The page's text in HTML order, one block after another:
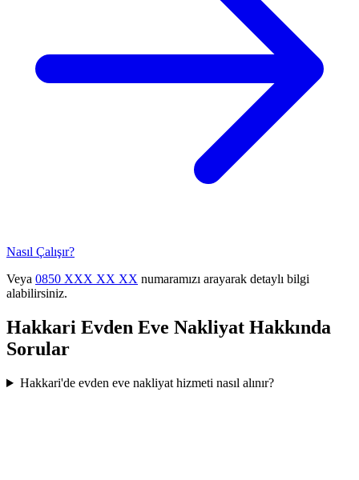
Nasıl Çalışır?
Veya 0850 XXX XX XX numaramızı arayarak detaylı bilgi
alabilirsiniz.
Hakkari Evden Eve Nakliyat Hakkında
Sorular
Hakkari'de evden eve nakliyat hizmeti nasıl alınır?